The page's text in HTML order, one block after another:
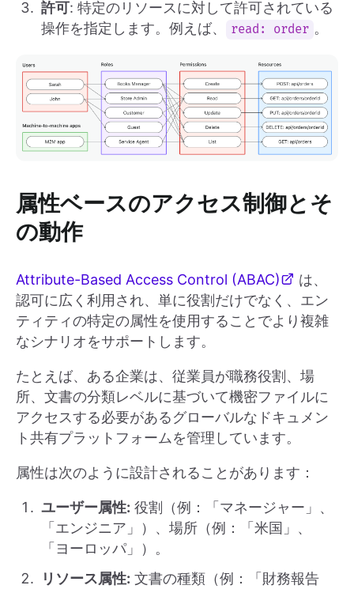
許可: 特定のリソースに対して許可されている
操作を指定します。例えば、
read: order 。
属性ベースのアクセス制御とそ
の動作
Attribute-Based Access Control (ABAC)
は、
認可に広く利用され、単に役割だけでなく、エン
ティティの特定の属性を使用することでより複雑
なシナリオをサポートします。
たとえば、ある企業は、従業員が職務役割、場
所、文書の分類レベルに基づいて機密ファイルに
アクセスする必要があるグローバルなドキュメン
ト共有プラットフォームを管理しています。
属性は次のように設計されることがあります：
ユーザー属性: 役割（例：「マネージャー」、
「エンジニア」）、場所（例：「米国」、
「ヨーロッパ」）。
リソース属性: 文書の種類（例：「財務報告